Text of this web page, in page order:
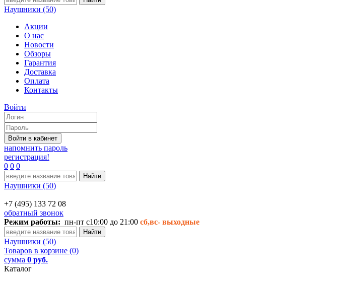
Наушники (50)
Акции
О нас
Новости
Обзоры
Гарантия
Доставка
Оплата
Контакты
Войти
напомнить пароль
регистрация!
0 0 0
Наушники (50)
+7 (495) 133 72 08
обратный звонок
Режим работы: пн-пт с10:00 до 21:00 сб,вс- выходные
Наушники (50)
Товаров в корзине (0)
сумма 0 руб.
Каталог